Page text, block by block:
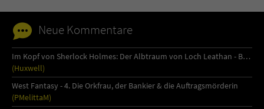
Neue Kommentare
Im Kopf von Sherlock Holmes: Der Albtraum von Loch Leathan - Buch 1
(Huxwell)
West Fantasy - 4. Die Orkfrau, der Bankier & die Auftragsmörderin
(PMelittaM)